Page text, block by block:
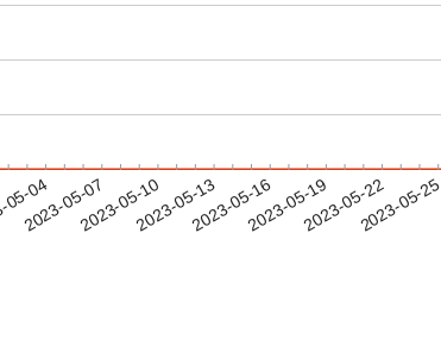
04
2023-05-072023-05-102023-05-132023-05-162023-05-192023-05-222023-05-25